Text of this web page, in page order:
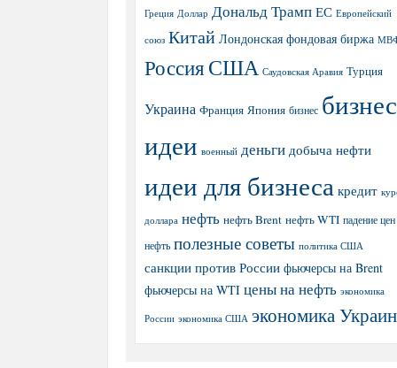
Греция Доллар Дональд Трамп ЕС Европейский
союз Китай Лондонская фондовая биржа
РоссияСША Саудовская Аравия Турция
Украина Франция Япония бизнес бизнес
идеи военный деньги добыча нефти
идеи для бизнеса кредит
доллара нефть нефть Brent нефть WTI падение
нефть полезные советы политика США
санкции против России фьючерсы на Brent
фьючерсы на WTI цены на нефть экономика
России экономика США экономика